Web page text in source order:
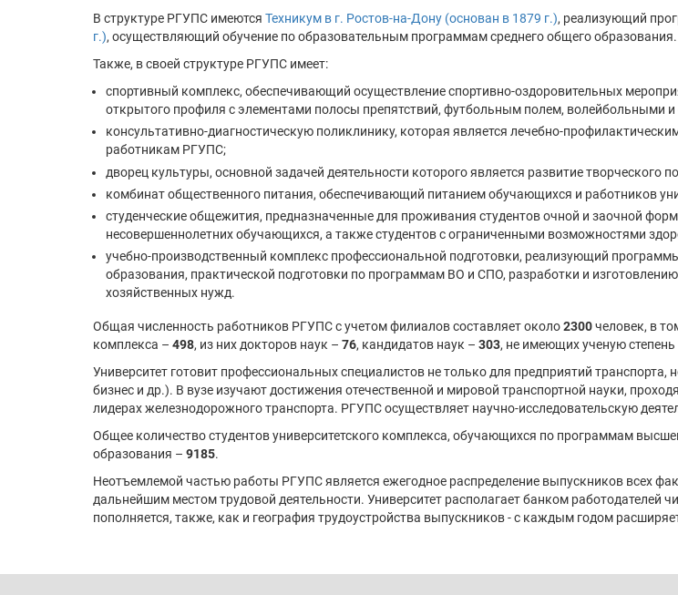
В структуре РГУПС имеются Техникум в г. Ростов-на-Дону (основан в 1879 г.), реализующий
г.), осуществляющий обучение по образовательным программам среднего общего образования.
Также, в своей структуре РГУПС имеет:
спортивный комплекс, обеспечивающий осуществление спортивно-оздоровительных
открытого профиля с элементами полосы препятствий, футбольным полем, волейбольными
консультативно-диагностическую поликлинику, которая является лечебно-
работникам РГУПС;
дворец культуры, основной задачей деятельности которого является развитие творческого
комбинат общественного питания, обеспечивающий питанием обучающихся и работников
студенческие общежития, предназначенные для проживания студентов очной и заочной
несовершеннолетних обучающихся, а также студентов с ограниченными возможностями
учебно-производственный комплекс профессиональной подготовки, реализующий
образования, практической подготовки по программам ВО и СПО, разработки и
хозяйственных нужд.
Общая численность работников РГУПС с учетом филиалов составляет около2300человек, в
комплекса – 498, из них докторов наук – 76, кандидатов наук – 303, не имеющих ученую степень
Университет готовит профессиональных специалистов не только для предприятий
бизнес и др.). В вузе изучают достижения отечественной и мировой транспортной науки,
лидерах железнодорожного транспорта. РГУПС осуществляет научно-исследовательскую
Общее количество студентов университетского комплекса, обучающихся по программам
образования – 9185.
Неотъемлемой частью работы РГУПС является ежегодное распределение выпускников всех
дальнейшим местом трудовой деятельности. Университет располагает банком работодателей
пополняется, также, как и география трудоустройства выпускников - с каждым годом